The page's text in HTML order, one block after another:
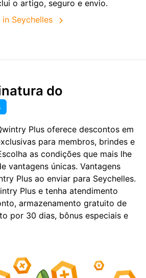
o artigo, seguro e envio.
Seychelles
do
Plus oferece descontos em
para membros, brindes e
as condições que mais lhe
vantagens únicas. Vantagens
Plus ao enviar para Seychelles.
Plus e tenha atendimento
armazenamento gratuito de
por 30 dias, bônus especiais e